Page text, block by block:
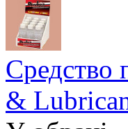
Средство
&